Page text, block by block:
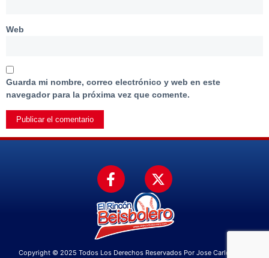
Web
Guarda mi nombre, correo electrónico y web en este
navegador para la próxima vez que comente.
Copyright © 2025 Todos Los Derechos Reservados Por Jose Carlos